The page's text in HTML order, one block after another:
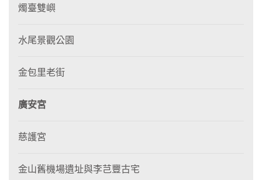
燭臺雙嶼
水尾景觀公園
金包里老街
廣安宮
慈護宮
金山舊機場遺址與李芑豐古宅